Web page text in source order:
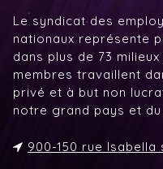
Le syndicat des
nationaux représente
dans plus de 73
membres travaillent
privé et à but non
notre grand pays et du
900-150 rue Isabella